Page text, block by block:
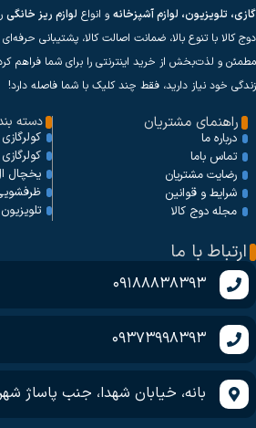
گازی، تلویزیون، لوازم آشپزخانه و انواع لوازم ریز خانگی
دوج کالا با تنوع بالا، ضمانت اصالت کالا، پشتیبانی
مطمئن و لذت‌بخش از خرید اینترنتی را برای شما فراهم
زندگی خود نیاز دارید، فقط چند کلیک با شما فاصله دارد!
راهنمای مشتریان
درباره ما
تماس باما
رضایت مشتریان
شرایط و قوانین
مجله دوج کالا
دسته
یخچال
تلویزیون
ارتباط با ما
09188838393
09373998393
بانه، خیابان شهدا، جنب پاساژ